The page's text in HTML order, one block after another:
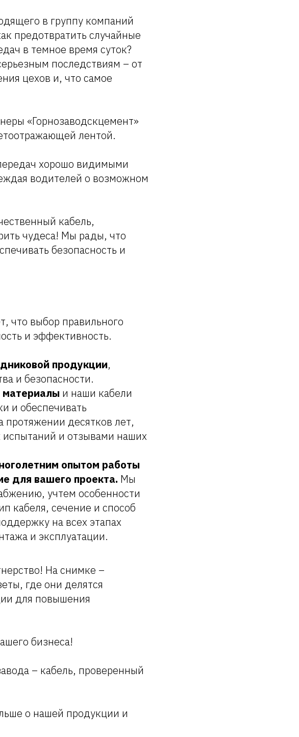
в группу компаний
предотвратить случайные
в темное время суток?
последствиям – от
цехов и, что самое
«Горнозаводскцемент»
лентой.
хорошо видимыми
водителей о возможном
кабель,
чудеса! Мы рады, что
безопасность и
что выбор правильного
и эффективность.
продукции,
и безопасности.
материалы и наши кабели
и обеспечивать
протяжении десятков лет,
испытаний и отзывами наших
опытом работы
для вашего проекта. Мы
учтем особенности
кабеля, сечение и способ
на всех этапах
и эксплуатации.
На снимке –
где они делятся
для повышения
бизнеса!
– кабель, проверенный
о нашей продукции и